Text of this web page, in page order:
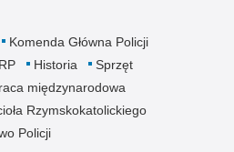
Komenda Główna Policji
Historia
Sprzęt
międzynarodowa
Rzymskokatolickiego
Policji